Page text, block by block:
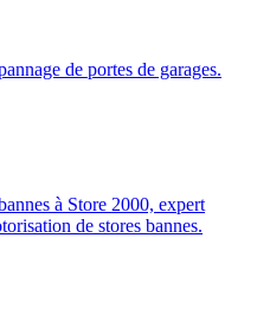
de portes de garages.
à Store 2000, expert
de stores bannes.